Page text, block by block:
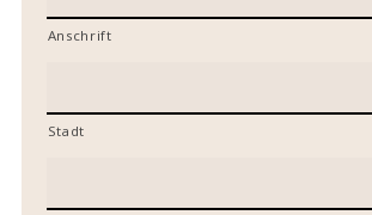
Anschrift
Stadt